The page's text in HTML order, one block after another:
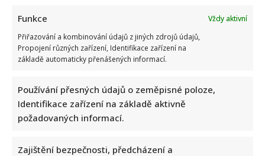
Funkce
Vždy aktivní
Přiřazování a kombinování údajů z jiných zdrojů údajů,
Propojení různých zařízení, Identifikace zařízení na
základě automaticky přenášených informací.
Používání přesných údajů o zeměpisné poloze,
Identifikace zařízení na základě aktivně
požadovaných informací.
Zajištění bezpečnosti, předcházení a